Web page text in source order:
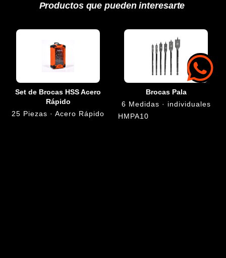
Productos que pueden interesarte
Set de Brocas HSS Acero
Rápido
25 Piezas · Acero Rápido
Brocas Pala
6 Medidas · individuales
HMPA10